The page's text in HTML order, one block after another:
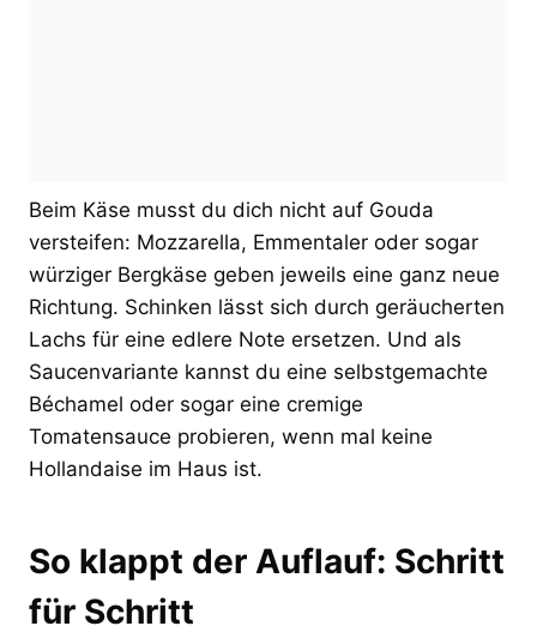
Beim Käse musst du dich nicht auf Gouda
versteifen: Mozzarella, Emmentaler oder sogar
würziger Bergkäse geben jeweils eine ganz neue
Richtung. Schinken lässt sich durch geräucherten
Lachs für eine edlere Note ersetzen. Und als
Saucenvariante kannst du eine selbstgemachte
Béchamel oder sogar eine cremige
Tomatensauce probieren, wenn mal keine
Hollandaise im Haus ist.
So klappt der Auflauf: Schritt
für Schritt